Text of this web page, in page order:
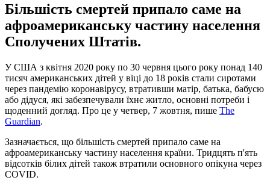
Більшість смертей припало саме на
афроамериканську частину населення
Сполучених Штатів.
У США з квітня 2020 року по 30 червня цього року понад 140
тисяч американських дітей у віці до 18 років стали сиротами
через пандемію коронавірусу, втративши матір, батька, бабусю
або дідуся, які забезпечували їхнє житло, основні потреби і
щоденний догляд. Про це у четвер, 7 жовтня, пише The
Guardian.
Зазначається, що більшість смертей припало саме на
афроамериканську частину населення країни. Тридцять п'ять
відсотків білих дітей також втратили основного опікуна через
COVID.